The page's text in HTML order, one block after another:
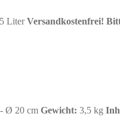
LiterVersandkostenfrei!
Ø 20 cm Gewicht: 3,5 kg